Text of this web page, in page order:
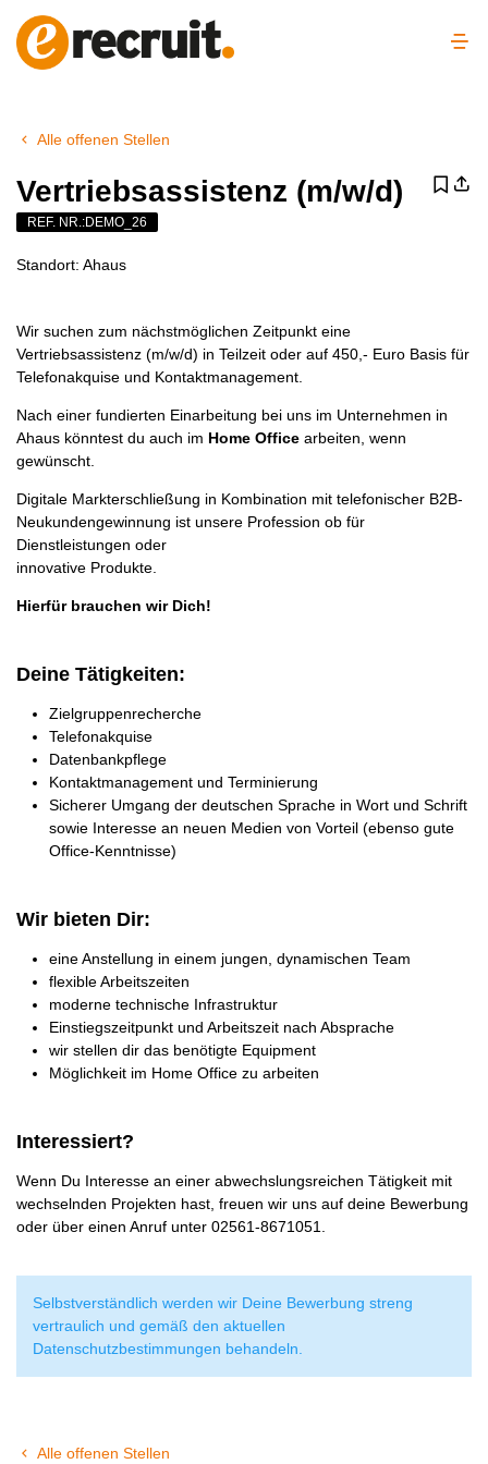
Alle offenen Stellen
Vertriebsassistenz (m/w/d)
REF. NR.:DEMO_26
Standort: Ahaus
Wir suchen zum nächstmöglichen Zeitpunkt eine
Vertriebsassistenz (m/w/d) in Teilzeit oder auf 450,- Euro Basis für
Telefonakquise und Kontaktmanagement.
Nach einer fundierten Einarbeitung bei uns im Unternehmen in
Ahaus könntest du auch im Home Office arbeiten, wenn
gewünscht.
Digitale Markterschließung in Kombination mit telefonischer B2B-
Neukundengewinnung ist unsere Profession ob für
Dienstleistungen oder
innovative Produkte.
Hierfür brauchen wir Dich!
Deine Tätigkeiten:
Zielgruppenrecherche
Te­le­fon­ak­qui­se
Da­ten­bank­pfle­ge
Kon­takt­ma­nage­ment und Terminierung
Si­che­rer Um­gang der deut­schen Spra­che in Wort und Schrift
so­wie In­ter­es­se an neu­en Me­di­en von Vor­teil (ebenso gute
Office-Kenntnisse)
Wir bieten Dir:
eine Anstellung in einem jungen, dynamischen Team
flexible Arbeitszeiten
moderne technische Infrastruktur
Einstiegszeitpunkt und Arbeitszeit nach Absprache
wir stellen dir das benötigte Equipment
Möglichkeit im Home Office zu arbeiten
In­ter­es­siert?
Wenn Du Interesse an einer abwechslungsreichen Tätigkeit mit
wechselnden Projekten hast, freuen wir uns auf deine Bewerbung
oder über einen Anruf unter 02561-8671051.
Selbstverständlich werden wir Deine Bewerbung streng
vertraulich und gemäß den aktuellen
Datenschutzbestimmungen behandeln.
Alle offenen Stellen